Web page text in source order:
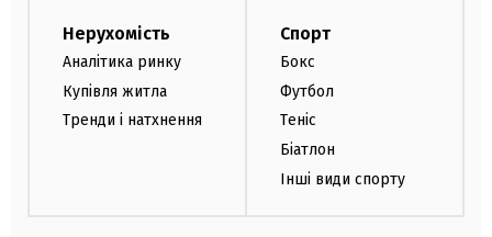
Нерухомість
Аналітика ринку
Купівля житла
Тренди і натхнення
Спорт
Бокс
Футбол
Теніс
Біатлон
Інші види спорту